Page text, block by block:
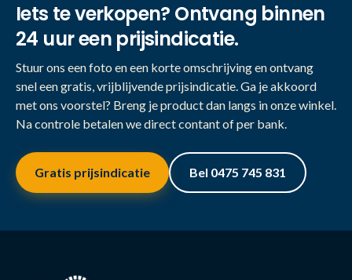
Iets te verkopen? Ontvang binnen
24 uur een prijsindicatie.
Stuur ons een foto en een korte omschrijving en ontvang
snel een gratis, vrijblijvende prijsindicatie. Ga je akkoord
met ons voorstel? Breng je product dan langs in onze winkel.
Na controle betalen we direct contant of per bank.
Gratis prijsindicatie Bel 0475 745 831